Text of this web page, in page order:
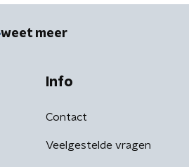
weet meer
Info
Contact
Veelgestelde vragen